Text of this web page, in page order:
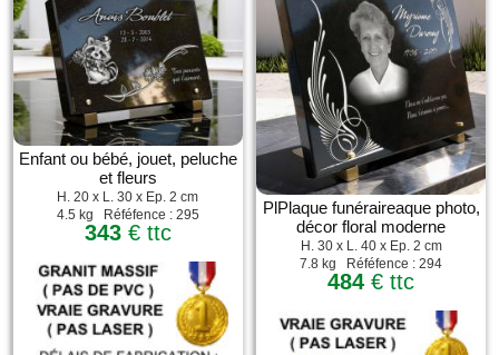
Enfant ou bébé, jouet, peluche
et fleurs
H. 20 x L. 30 x Ep. 2 cm
4.5 kg Réféfence : 295
343€ ttc
PlPlaque funéraireaque photo,
décor floral moderne
H. 30 x L. 40 x Ep. 2 cm
7.8 kg Réféfence : 294
484 € ttc